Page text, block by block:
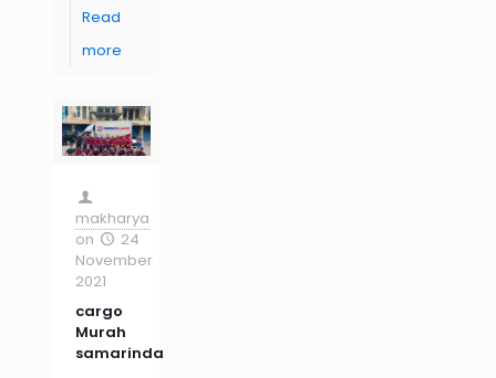
Read
more
makharya
on
24
November
2021
cargo
Murah
samarinda